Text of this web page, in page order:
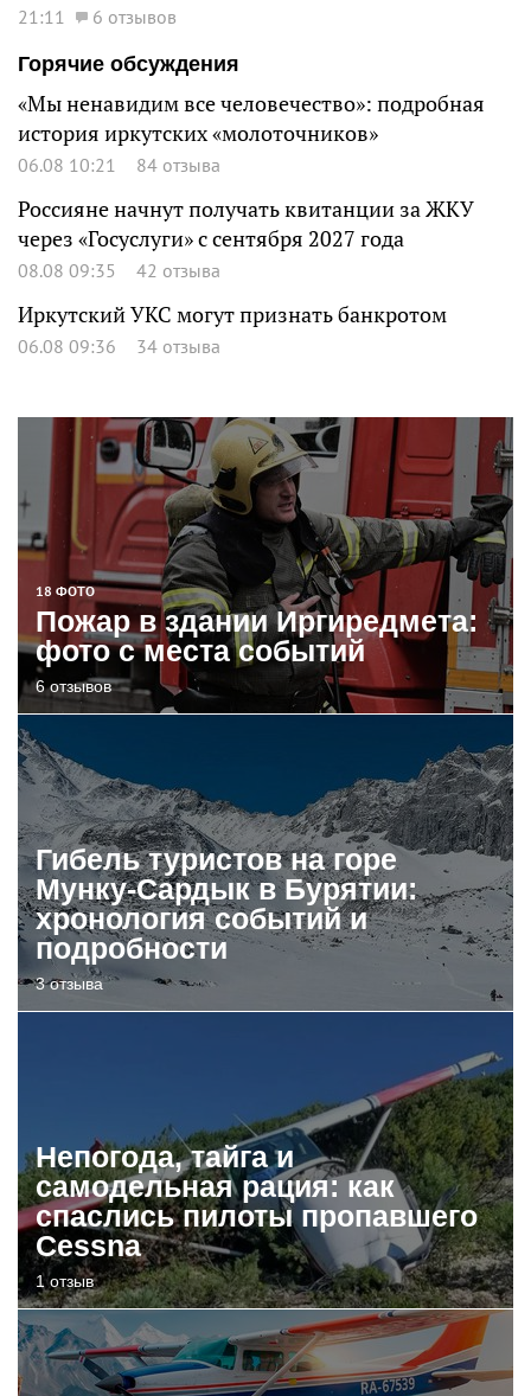
21:11
6 отзывов
Горячие обсуждения
«Мы ненавидим все человечество»: подробная
история иркутских «молоточников»
06.08 10:21 84 отзыва
Россияне начнут получать квитанции за ЖКУ
через «Госуслуги» с сентября 2027 года
08.08 09:35 42 отзыва
Иркутский УКС могут признать банкротом
06.08 09:36 34 отзыва
18 ФОТО
Пожар в здании Иргиредмета:
фото с места событий
6 отзывов
Гибель туристов на горе
Мунку-Сардык в Бурятии:
хронология событий и
подробности
3 отзыва
Непогода, тайга и
самодельная рация: как
спаслись пилоты пропавшего
Cessna
1 отзыв